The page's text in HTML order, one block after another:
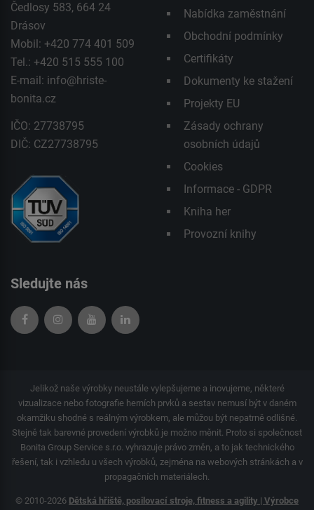
Čedlosy 583, 664 24
Drásov
Mobil: +420 774 401 509
Tel.: +420 515 555 100
E-mail: info@hriste-
bonita.cz
IČO: 27738795
DIČ: CZ27738795
Nabídka zaměstnání
Obchodní podmínky
Certifikáty
Dokumenty ke stažení
Projekty EU
Zásady ochrany
osobních údajů
Cookies
Informace - GDPR
Kniha her
Provozní knihy
Sledujte nás
Jelikož naše výrobky neustále vylepšujeme a inovujeme, některé
vizualizace nebo fotografie herních prvků a sestav nemusí být v daném
okamžiku shodné s reálným výrobkem, ale můžou být nepatrně odlišné.
Stejně tak barevné provedení výrobků je možno měnit. Proto si společnost
Bonita Group Service s.r.o. vyhrazuje právo změn, a to jak technického
řešení, tak i vzhledu u všech výrobků, zejména na webových stránkách a v
propagačních materiálech.
© 2010-2026 Dětská hřiště, posilovací stroje, fitness a agility | Výrobce